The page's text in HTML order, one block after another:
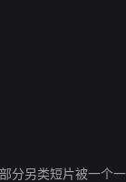
分另类短片被一个